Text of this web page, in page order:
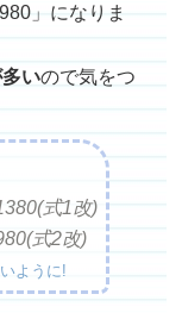
」になりま
いので気をつ
(式1改)
式2改)
ように!